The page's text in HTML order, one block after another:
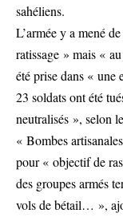
sahéliens.
L’armée y a mené
ratissage » mais «
été prise dans « une
23 soldats ont été
neutralisés », selon
« Bombes
pour « objectif de
des groupes armés
vols de bétail… »,